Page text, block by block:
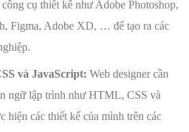
cụ thiết kế như Adobe Photoshop,
Figma, Adobe XD, … để tạo ra các
và JavaScript: Web designer cần
ngữ lập trình như HTML, CSS và
hiện các thiết kế của mình trên các